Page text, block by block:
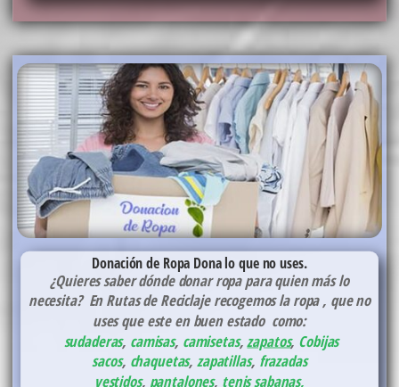
Donación de Ropa Dona lo que no uses.
¿Quieres saber dónde donar ropa para quien más lo
necesita? En Rutas de Reciclaje recogemos la ropa , que no
uses que este en buen estado como:
sudaderas, camisas, camisetas,zapatos, Cobijas
sacos, chaquetas, zapatillas, frazadas
vestidos, pantalones, tenissabanas,